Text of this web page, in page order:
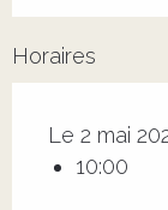
Horaires
Le 2 mai
10:00